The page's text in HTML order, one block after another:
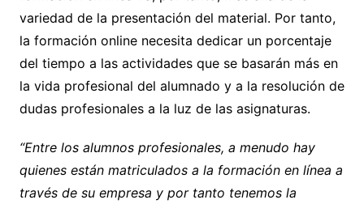
variedad de la presentación del material. Por tanto,
la formación online necesita dedicar un porcentaje
del tiempo a las actividades que se basarán más en
la vida profesional del alumnado y a la resolución de
dudas profesionales a la luz de las asignaturas.
“Entre los alumnos profesionales, a menudo hay
quienes están matriculados a la formación en línea a
través de su empresa y por tanto tenemos la